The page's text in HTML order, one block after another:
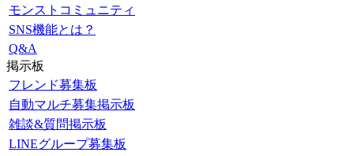
モンストコミュニティ
SNS機能とは？
Q&A
掲示板
フレンド募集板
自動マルチ募集掲示板
雑談&質問掲示板
LINEグループ募集板